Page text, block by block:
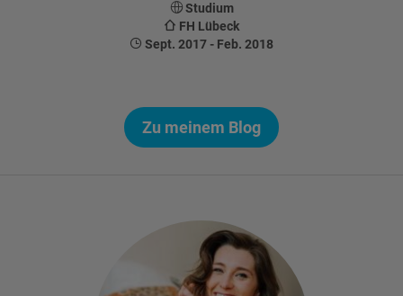
Studium
FH Lübeck
Sept. 2017 - Feb. 2018
Zu meinem Blog